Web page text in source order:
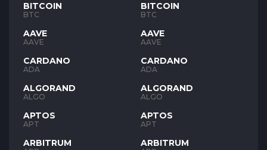
BITCOIN
BTC
AAVE
AAVE
CARDANO
ADA
ALGORAND
ALGO
APTOS
APT
ARBITRUM
BITCOIN
BTC
AAVE
AAVE
CARDANO
ADA
ALGORAND
ALGO
APTOS
APT
ARBITRUM